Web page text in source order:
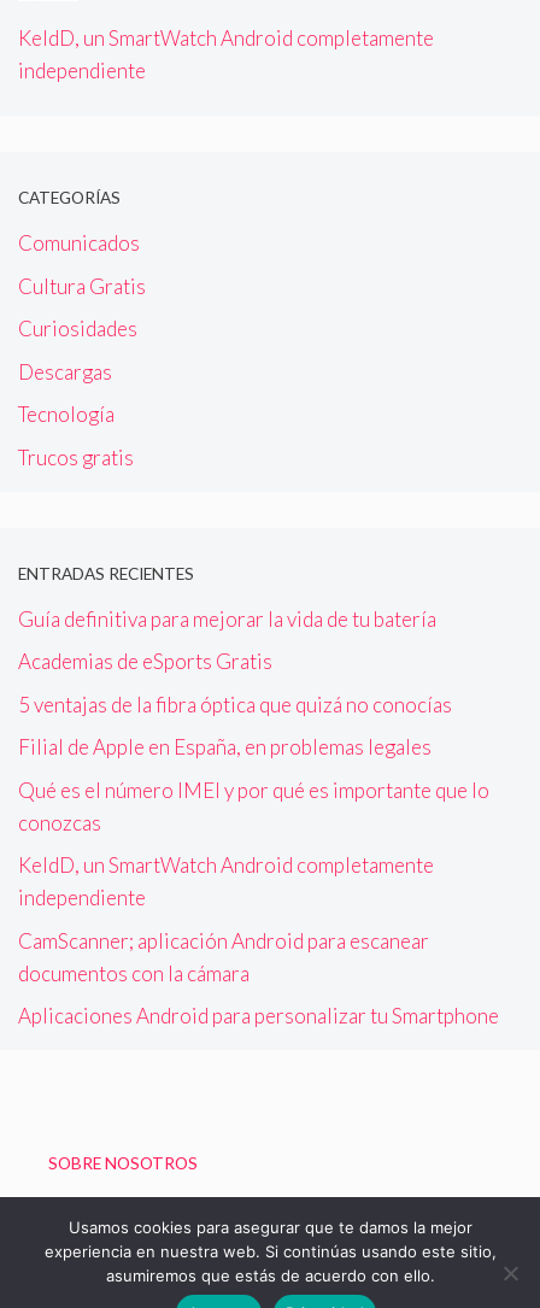
KeldD, un SmartWatch Android completamente
independiente
CATEGORÍAS
Comunicados
Cultura Gratis
Curiosidades
Descargas
Tecnología
Trucos gratis
ENTRADAS RECIENTES
Guía definitiva para mejorar la vida de tu batería
Academias de eSports Gratis
5 ventajas de la fibra óptica que quizá no conocías
Filial de Apple en España, en problemas legales
Qué es el número IMEI y por qué es importante que lo
conozcas
KeldD, un SmartWatch Android completamente
independiente
CamScanner; aplicación Android para escanear
documentos con la cámara
Aplicaciones Android para personalizar tu Smartphone
SOBRE NOSOTROS
Usamos cookies para asegurar que te damos la mejor
experiencia en nuestra web. Si continúas usando este sitio,
asumiremos que estás de acuerdo con ello.